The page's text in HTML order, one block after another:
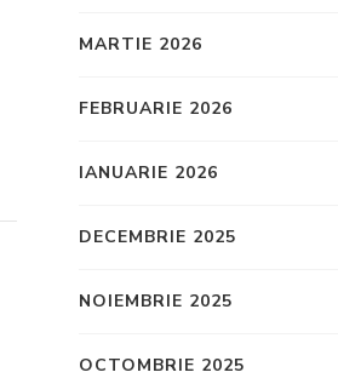
MARTIE 2026
FEBRUARIE 2026
IANUARIE 2026
DECEMBRIE 2025
NOIEMBRIE 2025
OCTOMBRIE 2025